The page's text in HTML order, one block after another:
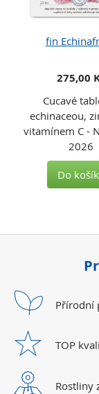
fin
275,00
Cucavé
echinaceou,
vitamínem C -
2026
Do
Přírodní
TOP
Rostliny